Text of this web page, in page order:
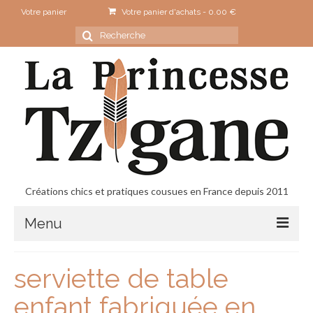
Votre panier Votre panier d'achats - 0.00 €
Rechercher
:
Créations chics et pratiques cousues en France depuis 2011
Menu
Contact
serviette de table
enfant fabriquée en